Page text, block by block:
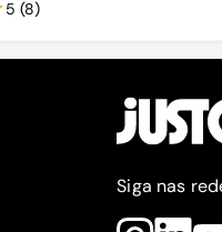
5 (8)
Siga nas